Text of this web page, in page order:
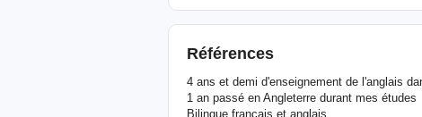
Références
4 ans et demi d'enseignement de l'anglais
1 an passé en Angleterre durant mes études
Bilingue français et anglais